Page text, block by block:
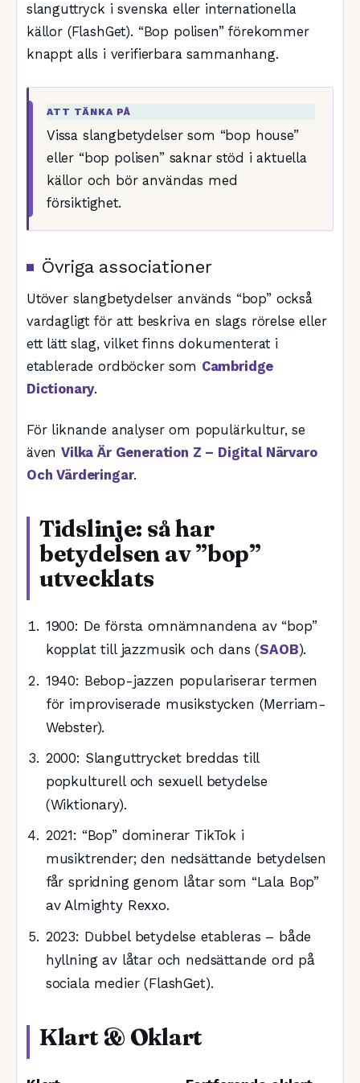
slanguttryck i svenska eller internationella
källor (FlashGet). “Bop polisen” förekommer
knappt alls i verifierbara sammanhang.
ATT TÄNKA PÅ
Vissa slangbetydelser som “bop house”
eller “bop polisen” saknar stöd i aktuella
källor och bör användas med
försiktighet.
Övriga associationer
Utöver slangbetydelser används “bop” också
vardagligt för att beskriva en slags rörelse eller
ett lätt slag, vilket finns dokumenterat i
etablerade ordböcker som Cambridge
Dictionary.
För liknande analyser om populärkultur, se
ävenVilka Är Generation Z – Digital Närvaro
Och Värderingar.
Tidslinje: så har
betydelsen av ”bop”
utvecklats
1900: De första omnämnandena av “bop”
kopplat till jazzmusik och dans (SAOB).
1940: Bebop-jazzen populariserar termen
för improviserade musikstycken (Merriam-
Webster).
2000: Slanguttrycket breddas till
popkulturell och sexuell betydelse
(Wiktionary).
2021: “Bop” dominerar TikTok i
musiktrender; den nedsättande betydelsen
får spridning genom låtar som “Lala Bop”
av Almighty Rexxo.
2023: Dubbel betydelse etableras – både
hyllning av låtar och nedsättande ord på
sociala medier (FlashGet).
Klart & Oklart